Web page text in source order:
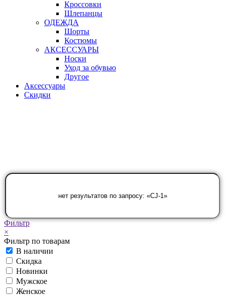
Кроссовки
Шлепанцы
ОДЕЖДА
Шорты
Костюмы
АКСЕССУАРЫ
Носки
Уход за обувью
Другое
Аксессуары
Скидки
Фильтр
×
Фильтр по товарам
В наличии
Скидка
Новинки
Мужское
Женское